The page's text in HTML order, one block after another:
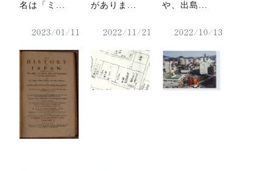
名は「ミ...
2023/01/11
がありま...
2022/11/21
や、出島...
2022/10/13